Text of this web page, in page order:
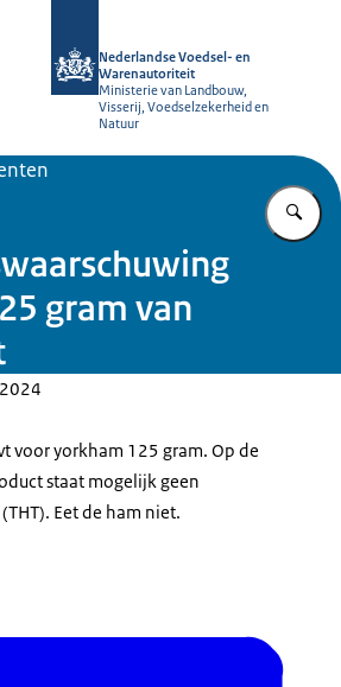
Nederlandse Voedsel- en
Warenautoriteit
Ministerie van Landbouw,
Visserij, Voedselzekerheid en
Natuur
gram van
voor yorkham 125 gram. Op de
staat mogelijk geen
Eet de ham niet.